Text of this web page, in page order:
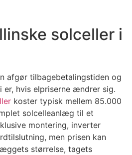
solceller i
afgør tilbagebetalingstiden og
hvis elpriserne ændrer sig.
koster typisk mellem 85.000
solcelleanlæg til et
montering, inverter
men prisen kan
størrelse, tagets